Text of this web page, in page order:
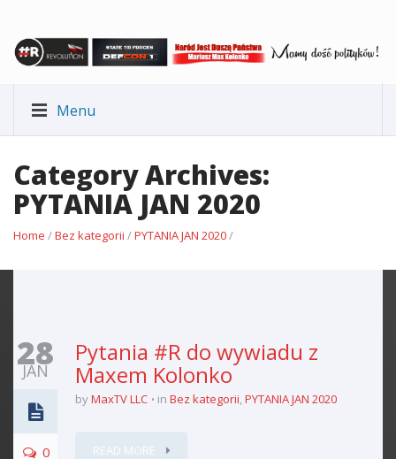
Menu
Category Archives:
PYTANIA JAN 2020
Home /Bez kategorii /PYTANIA JAN 2020/
28
JAN
0
Pytania #R do wywiadu z
Maxem Kolonko
byMaxTV LLC in Bez kategorii,PYTANIA JAN 2020
READ MORE